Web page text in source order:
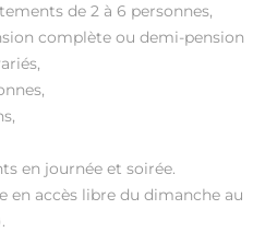
de 2 à 6 personnes,
complète ou demi-pension
en journée et soirée.
en accès libre du dimanche au